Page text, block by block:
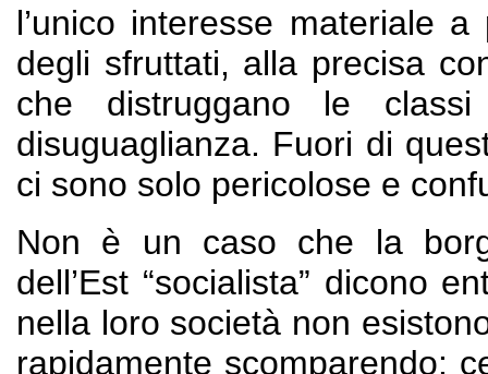
l’unico interesse materiale
degli sfruttati, alla precisa
che distruggano le
disuguaglianza. Fuori di
ci sono solo pericolose e
Non è un caso che la
dell’Est “socialista” dicono
nella loro società non
rapidamente scomparendo: